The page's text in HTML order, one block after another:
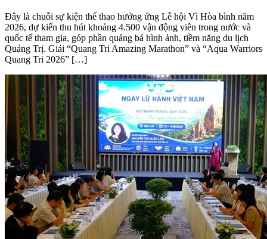
Đây là chuỗi sự kiện thể thao hưởng ứng Lễ hội Vì Hòa bình năm
2026, dự kiến thu hút khoảng 4.500 vận động viên trong nước và
quốc tế tham gia, góp phần quảng bá hình ảnh, tiềm năng du lịch
Quảng Trị. Giải “Quang Tri Amazing Marathon” và “Aqua Warriors
Quang Tri 2026” […]